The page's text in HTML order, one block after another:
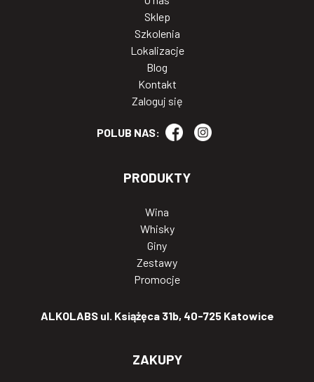
Sklep
Szkolenia
Lokalizacje
Blog
Kontakt
Zaloguj się
POLUB NAS:
PRODUKTY
Wina
Whisky
Giny
Zestawy
Promocje
ALKOLABS ul. Książęca 31b, 40-725 Katowice
ZAKUPY